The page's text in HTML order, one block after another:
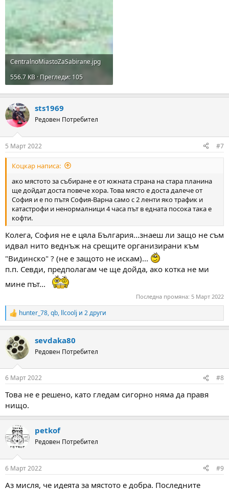
CentralnoMiastoZaSabirane.jpg
556.7 KB · Прегледи: 105
sts1969
Редовен Потребител
5 Март 2022 #7
Коцкар написа:
ако мястото за събиране е от южната страна на стара планина
ще дойдат доста повече хора. Това място е доста далече от
София и е по пътя София-Варна само с 2 ленти яко трафик и
катастрофи и ненормалници 4 часа път в едната посока така е
кофти.
Колега, София не е цяла България...знаеш ли защо не съм
идвал нито веднъж на срещите организирани към
"Видинско" ? (не е защото не искам)...
п.п. Севди, предполагам че ще дойда, ако котка не ми
мине път...
Последна промяна: 5 Март 2022
R
e
c
t
i
s
hunter_78,qb, llcoolj и 2 други
sevdaka80
Редовен Потребител
6 Март 2022 #8
Това не е решено, като гледам сигорно няма да правя
нищо.
petkof
Редовен Потребител
6 Март 2022 #9
Аз мисля, че идеята за мястото е добра. Последните